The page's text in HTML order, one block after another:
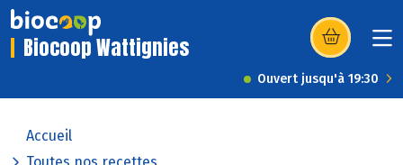
Biocoop Wattignies (s’ouvre dans
Ouvert jusqu'à 19:30
Accueil